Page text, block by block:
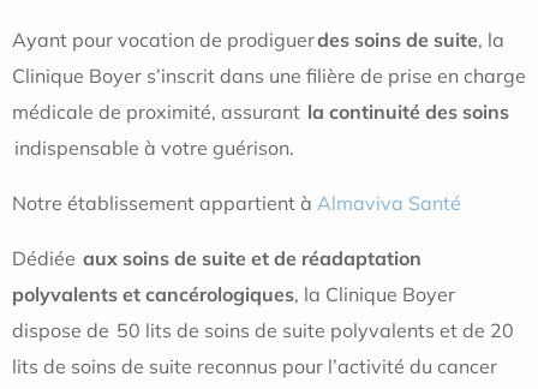
Ayant pour vocation de prodiguerdes soins de suite, la
Clinique Boyer s’inscrit dans une filière de prise en charge
médicale de proximité, assurant la continuité des soins
indispensable à votre guérison.
Notre établissement appartient à Almaviva Santé
Dédiée aux soins de suite et de réadaptation
polyvalents et cancérologiques, la Clinique Boyer
dispose de 50 lits de soins de suite polyvalents et de 20
lits de soins de suite reconnus pour l’activité du cancer